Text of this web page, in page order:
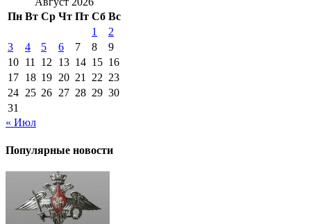
Пн Вт Ср Чт Пт Сб Вс
1
2
3
4 5 6 7 8
9
10 11 12 13 14 15 16
17 18 19 20 21 22 23
24 25 26 27 28 29 30
31
« Июл
Популярные новости